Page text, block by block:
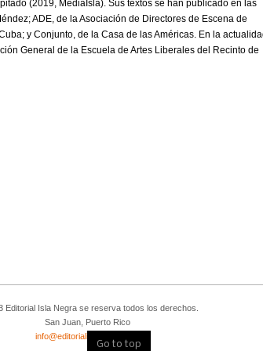
(2019, MediaIsla). Sus textos se han publicado en las
ADE, de la Asociación de Directores de Escena de
y Conjunto, de la Casa de las Américas. En la
General de la Escuela de Artes Liberales del Recinto de
Editorial Isla Negra se reserva todos los derechos.
San Juan, Puerto Rico
info@editorialislanegra.com
Go to top